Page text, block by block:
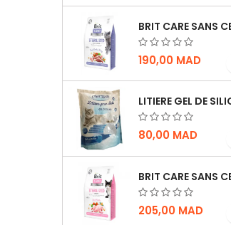
190,00 MAD
80,00 MAD
205,00 MAD